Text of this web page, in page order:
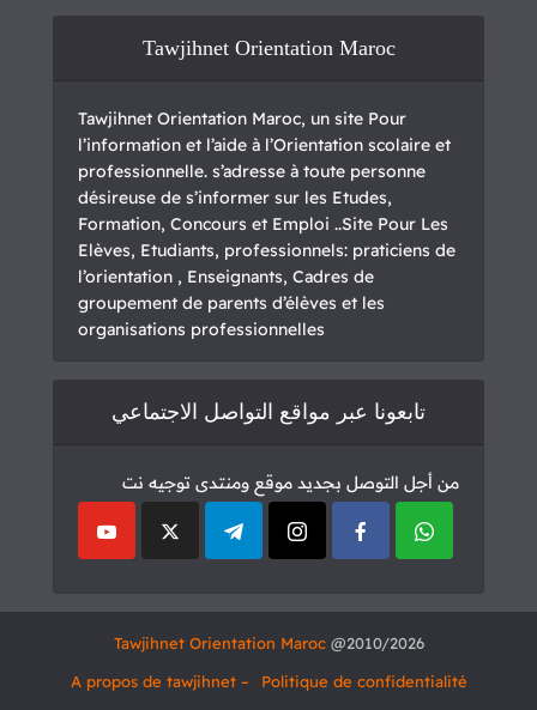
Tawjihnet Orientation Maroc
Tawjihnet Orientation Maroc, un site Pour
l’information et l’aide à l’Orientation scolaire et
professionnelle. s’adresse à toute personne
désireuse de s’informer sur les Etudes,
Formation, Concours et Emploi ..Site Pour Les
Elèves, Etudiants, professionnels: praticiens de
l’orientation , Enseignants, Cadres de
groupement de parents d’élèves et les
organisations professionnelles
تابعونا عبر مواقع التواصل الاجتماعي
من أجل التوصل بجديد موقع ومنتدى توجيه نت
2010/2026@
Tawjihnet Orientation Maroc
Politique de confidentialité
– A propos de tawjihnet